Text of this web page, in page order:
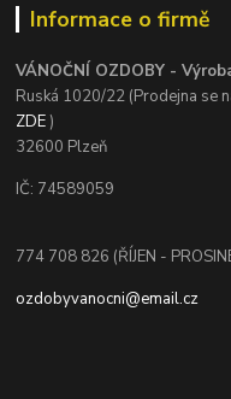
Informace o firmě
VÁNOČNÍ OZDOBY -
Ruská 1020/22 (Prodejna se
ZDE)
32600 Plzeň
IČ: 74589059
774 708 826 (ŘÍJEN -
ozdobyvanocni@email.cz